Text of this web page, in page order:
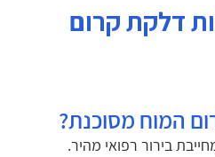
דלקת קרום
המוח מסוכנת?
בירור רפואי מהיר.